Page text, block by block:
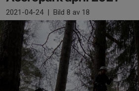
2021-04-24 | Bild 8 av 18